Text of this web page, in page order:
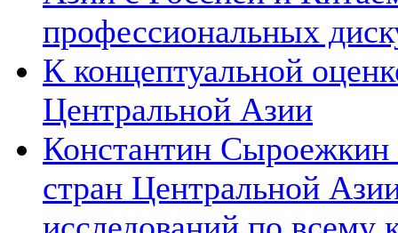
профессиональных
К концептуальной
Центральной Азии
Константин Сыроежкин
стран Центральной